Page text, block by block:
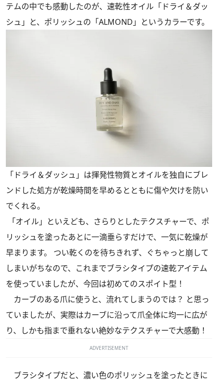
テムの中でも感動したのが、速乾性オイル「ドライ＆ダッ
シュ」と、ポリッシュの「ALMOND」というカラーです。
「ドライ＆ダッシュ」は揮発性物質とオイルを独自にブレ
ンドした処方が乾燥時間を早めるとともに傷や欠けを防い
でくれる。
「オイル」といえども、さらりとしたテクスチャーで、ポ
リッシュを塗ったあとに一滴垂らすだけで、一気に乾燥が
早まります。 つい乾くのを待ちきれず、ぐちゃっと崩して
しまいがちなので、これまでブラシタイプの速乾アイテム
を使っていましたが、今回は初めてのスポイト型！
カーブのある爪に使うと、流れてしまうのでは？ と思っ
ていましたが、実際はカーブに沿って爪全体に均一に広が
り、しかも指まで垂れない絶妙なテクスチャーで大感動！
ADVERTISEMENT
ブラシタイプだと、濃い色のポリッシュを塗ったときに